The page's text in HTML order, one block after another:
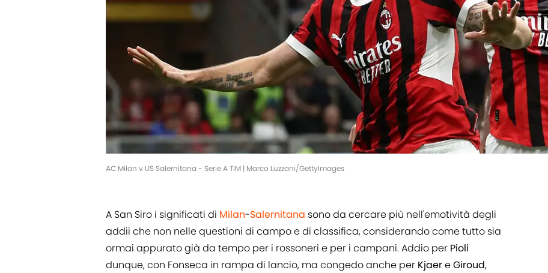
AC Milan v US Salernitana - Serie A TIM | Marco Luzzani/GettyImages
A San Siro i significati di Milan-Salernitana sono da cercare più nell'emotività degli
addii che non nelle questioni di campo e di classifica, considerando come tutto sia
ormai appurato già da tempo per i rossoneri e per i campani. Addio per Pioli
dunque, con Fonseca in rampa di lancio, ma congedo anche per KjaereGiroud,